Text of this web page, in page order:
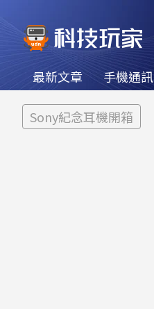
最新文章 手機通訊
Sony紀念耳機開箱